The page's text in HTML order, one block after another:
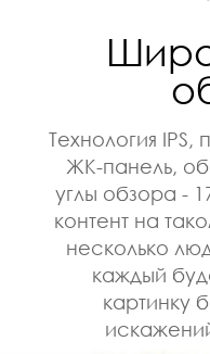
Технология IPS,
ЖК-панель,
углы обзора -
контент на
несколько
каждый
картинку